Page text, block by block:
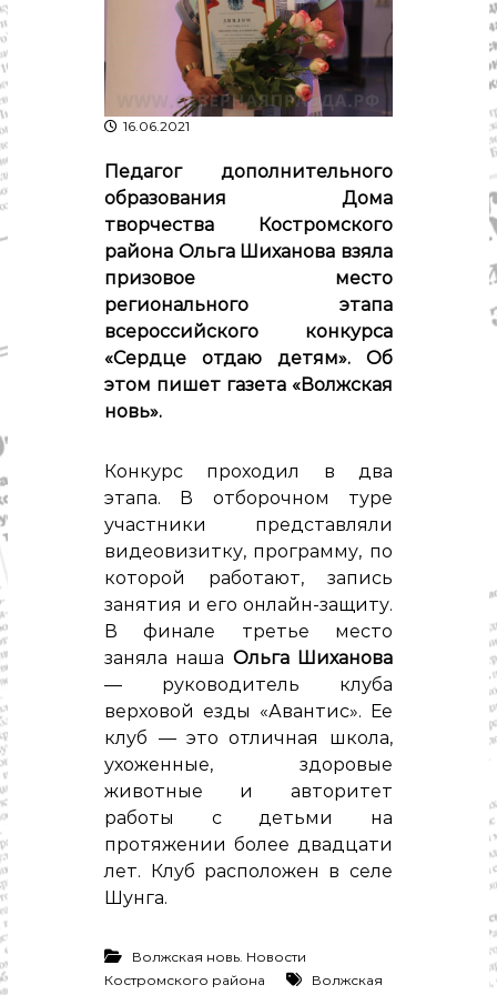
р
а
в
д
а
К
о
т
р
о
и
т
с
к
о
а
с
Н
о
о
с
т
п
и
и
а
о
н
16.06.2021
Педагог дополнительного
образования Дома
творчества Костромского
района Ольга Шиханова взяла
призовое место
регионального этапа
всероссийского конкурса
«Сердце отдаю детям». Об
этом пишет газета «Волжская
новь».
Конкурс проходил в два
этапа. В отборочном туре
участники представляли
видеовизитку, программу, по
которой работают, запись
занятия и его онлайн-защиту.
В финале третье место
заняла наша Ольга Шиханова
— руководитель клуба
верховой езды «Авантис». Ее
клуб — это отличная школа,
ухоженные, здоровые
животные и авторитет
работы с детьми на
протяжении более двадцати
лет. Клуб расположен в селе
Шунга.
Волжская новь. Новости
Костромского района
Волжская